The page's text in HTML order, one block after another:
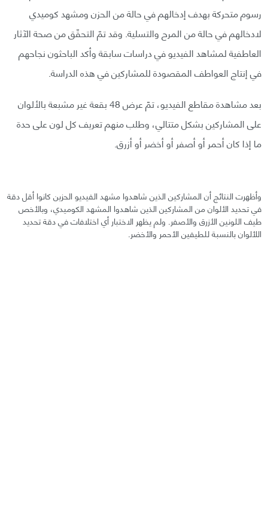
رسوم متحركة بهدف إدخالهم في حالة من الحزن ومشهد كوميدي
لادخالهم في حالة من المرح والتسلية. وقد تمّ التحقّق من صحة الآثار
العاطفية لمشاهد الفيديو في دراسات سابقة وأكد الباحثون نجاحهم
في إنتاج العواطف المقصودة للمشاركين في هذه الدراسة.
بعد مشاهدة مقاطع الفيديو، تمّ عرض 48 بقعة غير مشبعة بالألوان
على المشاركين بشكل متتالي، وطلب منهم تعريف كل لون على حدة
ما إذا كان أحمر أو أصفر أو أخضر أو أزرق.
وأظهرت النتائج أن المشاركين الذين شاهدوا مشهد الفيديو الحزين كانوا أقل دقة
في تحديد الألوان من المشاركين الذين شاهدوا المشهد الكوميدي، وبالأخص
طيف اللونين الأزرق والأصفر. ولم يظهر الاختبار أي اختلافات في دقة تحديد
اللألوان بالنسبة للطيفين الأحمر والأخضر.